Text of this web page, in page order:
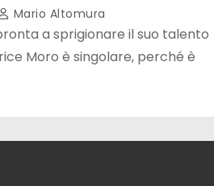
Mario Altomura
a sprigionare il suo talento
Moro è singolare, perché è